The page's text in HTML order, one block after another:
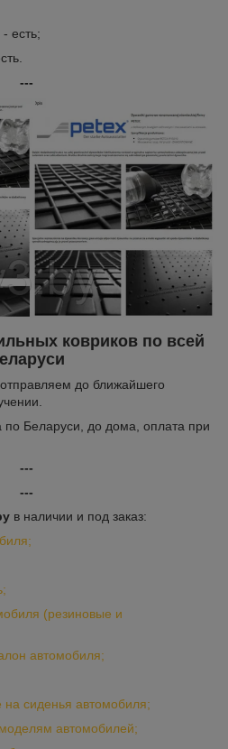
есть;
---
ковриков по всей
до ближайшего
по Беларуси, до дома, оплата при
---
---
в наличии и под заказ:
(резиновые и
автомобиля;
сиденья автомобиля;
автомобилей;